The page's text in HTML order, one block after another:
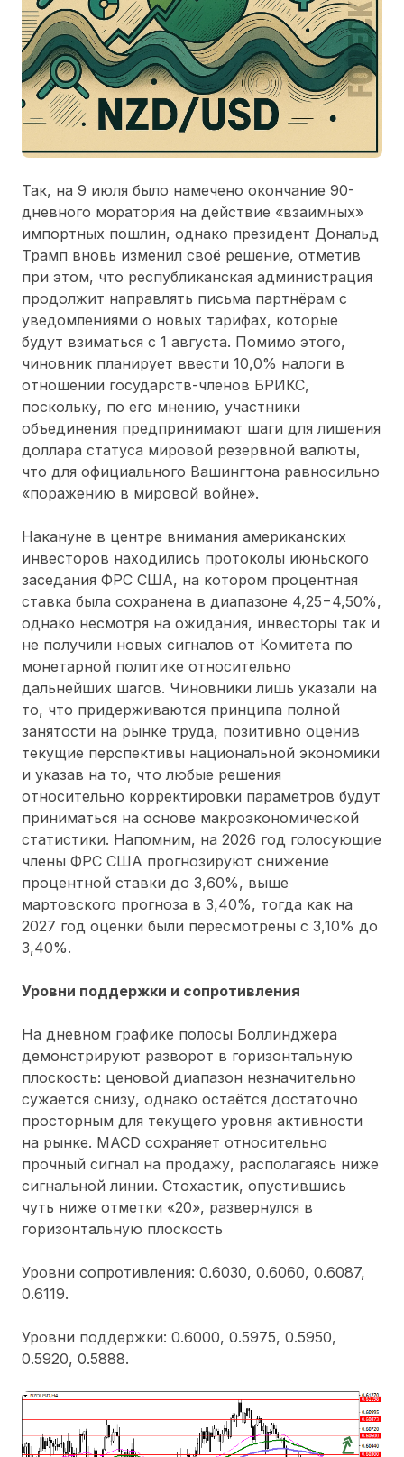
Так, на 9 июля было намечено окончание 90-
дневного моратория на действие «взаимных»
импортных пошлин, однако президент Дональд
Трамп вновь изменил своё решение, отметив
при этом, что республиканская администрация
продолжит направлять письма партнёрам с
уведомлениями о новых тарифах, которые
будут взиматься с 1 августа. Помимо этого,
чиновник планирует ввести 10,0% налоги в
отношении государств-членов БРИКС,
поскольку, по его мнению, участники
объединения предпринимают шаги для лишения
доллара статуса мировой резервной валюты,
что для официального Вашингтона равносильно
«поражению в мировой войне».
Накануне в центре внимания американских
инвесторов находились протоколы июньского
заседания ФРС США, на котором процентная
ставка была сохранена в диапазоне 4,25−4,50%,
однако несмотря на ожидания, инвесторы так и
не получили новых сигналов от Комитета по
монетарной политике относительно
дальнейших шагов. Чиновники лишь указали на
то, что придерживаются принципа полной
занятости на рынке труда, позитивно оценив
текущие перспективы национальной экономики
и указав на то, что любые решения
относительно корректировки параметров будут
приниматься на основе макроэкономической
статистики. Напомним, на 2026 год голосующие
члены ФРС США прогнозируют снижение
процентной ставки до 3,60%, выше
мартовского прогноза в 3,40%, тогда как на
2027 год оценки были пересмотрены с 3,10% до
3,40%.
Уровни поддержки и сопротивления
На дневном графике полосы Боллинджера
демонстрируют разворот в горизонтальную
плоскость: ценовой диапазон незначительно
сужается снизу, однако остаётся достаточно
просторным для текущего уровня активности
на рынке. MACD сохраняет относительно
прочный сигнал на продажу, располагаясь ниже
сигнальной линии. Стохастик, опустившись
чуть ниже отметки «20», развернулся в
горизонтальную плоскость
Уровни сопротивления: 0.6030, 0.6060, 0.6087,
0.6119.
Уровни поддержки: 0.6000, 0.5975, 0.5950,
0.5920, 0.5888.